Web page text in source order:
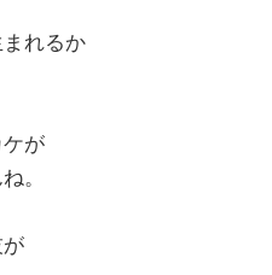
れるか
が
。